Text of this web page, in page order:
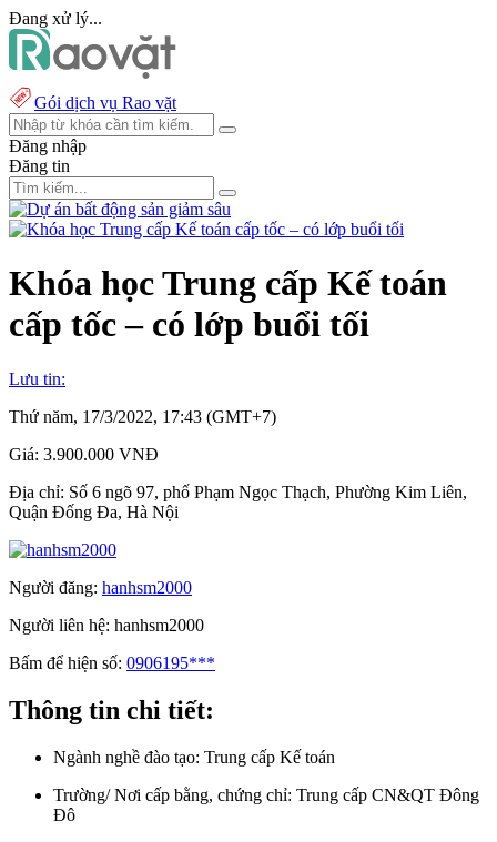
Đang xử lý...
Gói dịch vụ Rao vặt
Đăng nhập
Đăng tin
Khóa học Trung cấp Kế toán
cấp tốc – có lớp buổi tối
Lưu tin:
Thứ năm, 17/3/2022, 17:43 (GMT+7)
Giá: 3.900.000 VNĐ
Địa chỉ: Số 6 ngõ 97, phố Phạm Ngọc Thạch, Phường Kim Liên,
Quận Đống Đa, Hà Nội
Người đăng: hanhsm2000
Người liên hệ: hanhsm2000
Bấm để hiện số: 0906195***
Thông tin chi tiết:
Ngành nghề đào tạo: Trung cấp Kế toán
Trường/ Nơi cấp bằng, chứng chỉ: Trung cấp CN&QT Đông
Đô